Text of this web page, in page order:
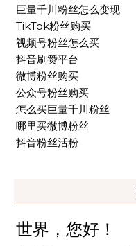
巨量千川粉丝怎么变现
TikTok粉丝购买
视频号粉丝怎么买
抖音刷赞平台
微博粉丝购买
公众号粉丝购买
怎么买巨量千川粉丝
哪里买微博粉丝
抖音粉丝活粉
世界，您好！